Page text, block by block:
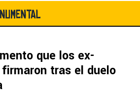
que los ex-
tras el duelo